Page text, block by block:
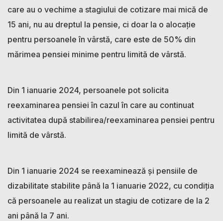
care au o vechime a stagiului de cotizare mai mică de
15 ani, nu au dreptul la pensie, ci doar la o alocație
pentru persoanele în vârstă, care este de 50% din
mărimea pensiei minime pentru limită de vârstă.
Din 1 ianuarie 2024, persoanele pot solicita
reexaminarea pensiei în cazul în care au continuat
activitatea după stabilirea/reexaminarea pensiei pentru
limită de vârstă.
Din 1 ianuarie 2024 se reexaminează și pensiile de
dizabilitate stabilite până la 1 ianuarie 2022, cu condiția
că persoanele au realizat un stagiu de cotizare de la 2
ani până la 7 ani.